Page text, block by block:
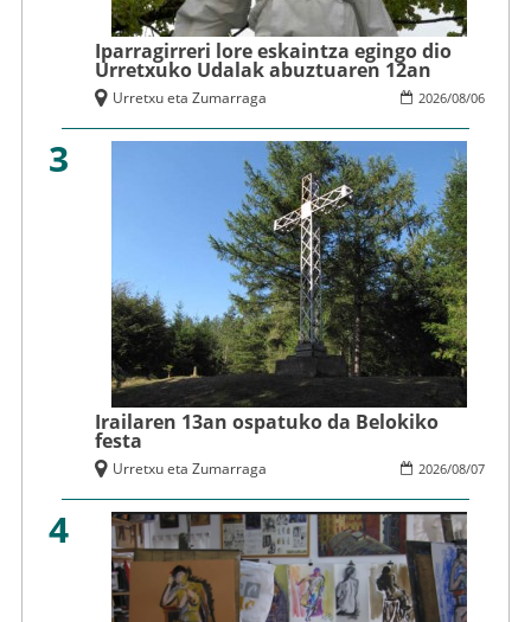
Iparragirreri lore eskaintza egingo dio
Urretxuko Udalak abuztuaren 12an
2026/08/06
Urretxu eta Zumarraga
3
Irailaren 13an ospatuko da Belokiko
festa
2026/08/07
Urretxu eta Zumarraga
4